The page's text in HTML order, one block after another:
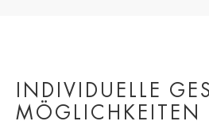
INDIVIDUELLE
MÖGLICHKEITEN